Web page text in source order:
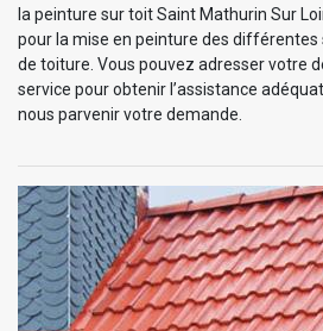
la peinture sur toit Saint Mathurin Sur
pour la mise en peinture des
de toiture. Vous pouvez adresser votre
service pour obtenir l’assistance
nous parvenir votre demande.